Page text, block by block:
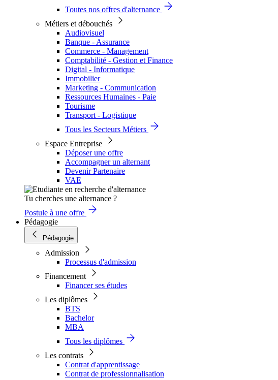
Toutes nos offres d'alternance
Métiers et débouchés
Audiovisuel
Banque - Assurance
Commerce - Management
Comptabilité - Gestion et Finance
Digital - Informatique
Immobilier
Marketing - Communication
Ressources Humaines - Paie
Tourisme
Transport - Logistique
Tous les Secteurs Métiers
Espace Entreprise
Déposer une offre
Accompagner un alternant
Devenir Partenaire
VAE
Tu cherches une alternance ?
Postule à une offre
Pédagogie
Pédagogie
Admission
Processus d'admission
Financement
Financer ses études
Les diplômes
BTS
Bachelor
MBA
Tous les diplômes
Les contrats
Contrat d'apprentissage
Contrat de professionnalisation